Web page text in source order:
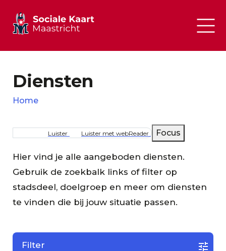
Diensten
Kruimelpad
Home
Luister Luister met webReader Focus
Hier vind je alle aangeboden diensten.
Gebruik de zoekbalk links of filter op
stadsdeel, doelgroep en meer om diensten
te vinden die bij jouw situatie passen.
Filter